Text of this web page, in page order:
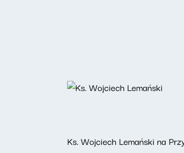
Ks. Wojciech Lemański na